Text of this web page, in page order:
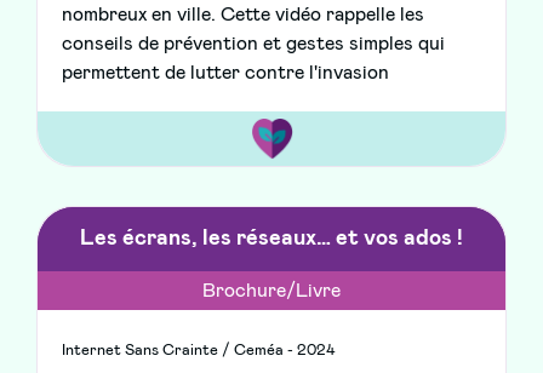
nombreux en ville. Cette vidéo rappelle les
conseils de prévention et gestes simples qui
permettent de lutter contre l'invasion
Les écrans, les réseaux… et vos ados !
Brochure/Livre
Internet Sans Crainte / Ceméa - 2024